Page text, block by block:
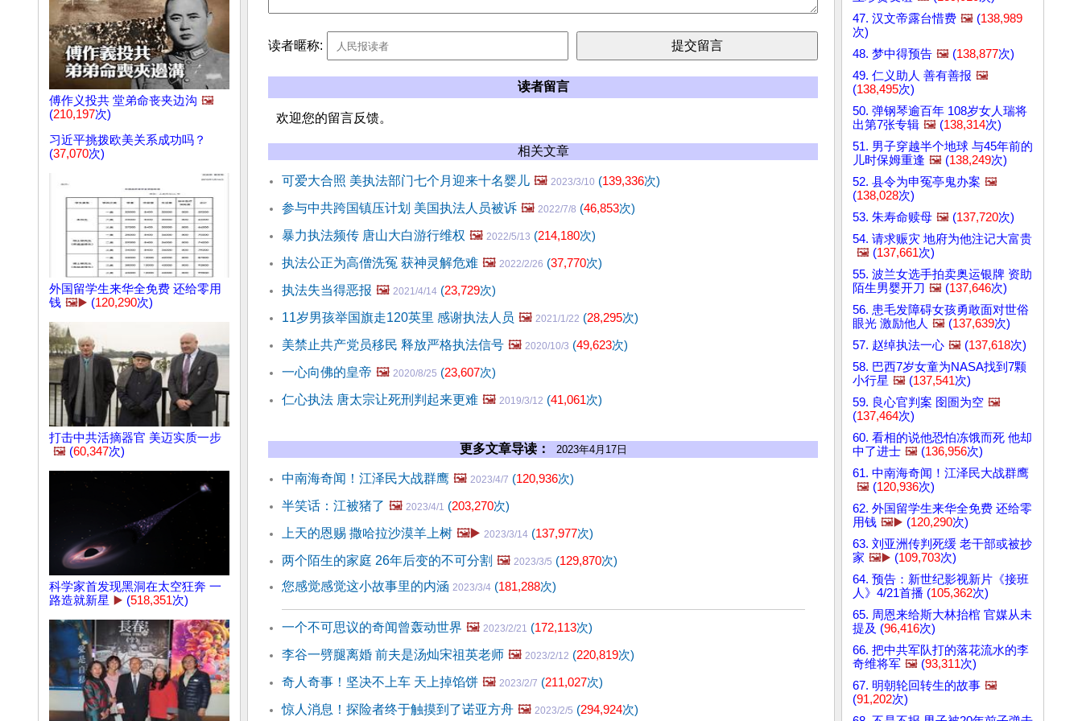
傅作义投共 堂弟命丧夹边沟 🖼️
(210,197次)
习近平挑拨欧美关系成功吗？
(37,070次)
外国留学生来华全免费 还给零用
钱 🖼️▶️ (120,290次)
打击中共活摘器官 美迈实质一步
🖼️ (60,347次)
科学家首发现黑洞在太空狂奔 一
路造就新星 ▶️ (518,351次)
读者暱称:
读者留言
欢迎您的留言反馈。
相关文章
可爱大合照 美执法部门七个月迎来十名婴儿 🖼️ 2023/3/10 (139,336次)
参与中共跨国镇压计划 美国执法人员被诉 🖼️ 2022/7/8 (46,853次)
暴力执法频传 唐山大白游行维权 🖼️ 2022/5/13 (214,180次)
执法公正为高僧洗冤 获神灵解危难 🖼️ 2022/2/26 (37,770次)
执法失当得恶报 🖼️ 2021/4/14 (23,729次)
11岁男孩举国旗走120英里 感谢执法人员 🖼️ 2021/1/22 (28,295次)
美禁止共产党员移民 释放严格执法信号 🖼️ 2020/10/3 (49,623次)
一心向佛的皇帝 🖼️ 2020/8/25 (23,607次)
仁心执法 唐太宗让死刑判起来更难 🖼️ 2019/3/12 (41,061次)
更多文章导读： 2023年4月17日
中南海奇闻！江泽民大战群鹰 🖼️ 2023/4/7 (120,936次)
半笑话：江被猪了 🖼️ 2023/4/1 (203,270次)
上天的恩赐 撒哈拉沙漠羊上树 🖼️▶️ 2023/3/14 (137,977次)
两个陌生的家庭 26年后变的不可分割 🖼️ 2023/3/5 (129,870次)
您感觉感觉这小故事里的内涵 2023/3/4 (181,288次)
一个不可思议的奇闻曾轰动世界 🖼️ 2023/2/21 (172,113次)
李谷一劈腿离婚 前夫是汤灿宋祖英老师 🖼️ 2023/2/12 (220,819次)
奇人奇事！坚决不上车 天上掉馅饼 🖼️ 2023/2/7 (211,027次)
惊人消息！探险者终于触摸到了诺亚方舟 🖼️ 2023/2/5 (294,924次)
47. 汉文帝露台惜费 🖼️ (138,989
次)
48. 梦中得预告 🖼️ (138,877次)
49. 仁义助人 善有善报 🖼️
(138,495次)
50. 弹钢琴逾百年 108岁女人瑞将
出第7张专辑 🖼️ (138,314次)
51. 男子穿越半个地球 与45年前的
儿时保姆重逢 🖼️ (138,249次)
52. 县令为申冤亭鬼办案 🖼️
(138,028次)
53. 朱寿命赎母 🖼️ (137,720次)
54. 请求赈灾 地府为他注记大富贵
🖼️ (137,661次)
55. 波兰女选手拍卖奥运银牌 资助
陌生男婴开刀 🖼️ (137,646次)
56. 患毛发障碍女孩勇敢面对世俗
眼光 激励他人 🖼️ (137,639次)
57. 赵绰执法一心 🖼️ (137,618次)
58. 巴西7岁女童为NASA找到7颗
小行星 🖼️ (137,541次)
59. 良心官判案 囹圄为空 🖼️
(137,464次)
60. 看相的说他恐怕冻饿而死 他却
中了进士 🖼️ (136,956次)
61. 中南海奇闻！江泽民大战群鹰
🖼️ (120,936次)
62. 外国留学生来华全免费 还给零
用钱 🖼️▶️ (120,290次)
63. 刘亚洲传判死缓 老干部或被抄
家 🖼️▶️ (109,703次)
64. 预告：新世纪影视新片《接班
人》4/21首播 (105,362次)
65. 周恩来给斯大林抬棺 官媒从未
提及 (96,416次)
66. 把中共军队打的落花流水的李
奇维将军 🖼️ (93,311次)
67. 明朝轮回转生的故事 🖼️
(91,202次)